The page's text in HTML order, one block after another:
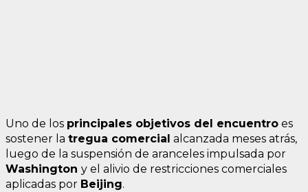
Uno de los principales objetivos del encuentro es
sostener la tregua comercial alcanzada meses atrás,
luego de la suspensión de aranceles impulsada por
Washington y el alivio de restricciones comerciales
aplicadas por Beijing.